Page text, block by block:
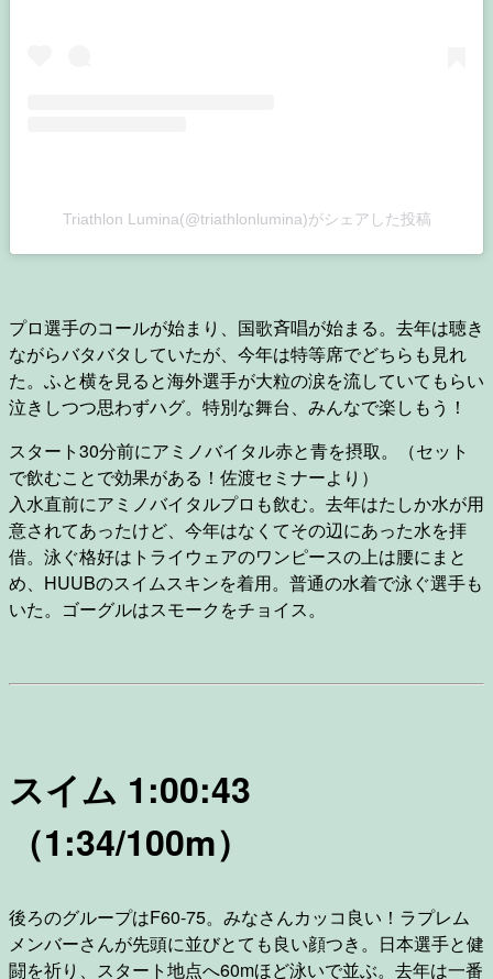
Triathlon Lumina(@triathlonlumina)がシェアした投稿
プロ選手のコールが始まり、国歌斉唱が始まる。去年は聴き
ながらバタバタしていたが、今年は特等席でどちらも見れ
た。ふと横を見ると海外選手が大粒の涙を流していてもらい
泣きしつつ思わずハグ。特別な舞台、みんなで楽しもう！
スタート30分前にアミノバイタル赤と青を摂取。（セット
で飲むことで効果がある！佐渡セミナーより）
入水直前にアミノバイタルプロも飲む。去年はたしか水が用
意されてあったけど、今年はなくてその辺にあった水を拝
借。泳ぐ格好はトライウェアのワンピースの上は腰にまと
め、HUUBのスイムスキンを着用。普通の水着で泳ぐ選手も
いた。ゴーグルはスモークをチョイス。
スイム 1:00:43
（1:34/100m）
後ろのグループはF60-75。みなさんカッコ良い！ラプレム
メンバーさんが先頭に並びとても良い顔つき。日本選手と健
闘を祈り、スタート地点へ60mほど泳いで並ぶ。去年は一番